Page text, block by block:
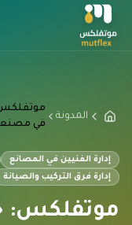
المدونة
موتفلكس:
في
إدارة الفنيين في المصانع
إدارة فرق التركيب والصيانة
موتفلكس: